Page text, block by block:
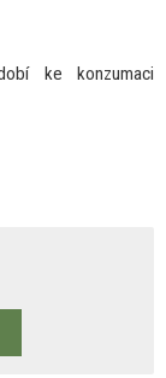
ke konzumaci